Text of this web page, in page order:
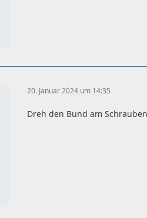
20. Januar 2024 um 14:35
Dreh den Bund am